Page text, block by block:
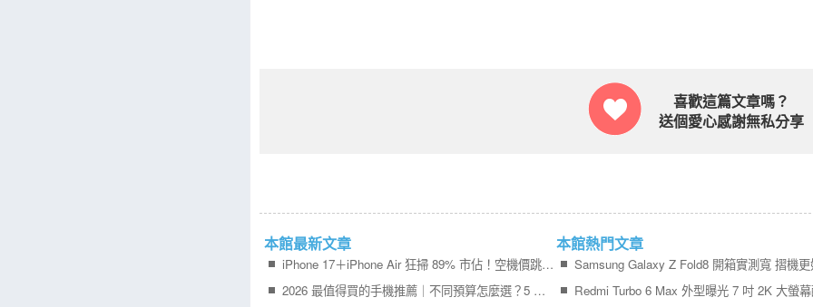
喜歡這篇文章嗎？
送個愛心感謝無私分享
本館最新文章
iPhone 17＋iPhone Air 狂掃 89% 市佔！空機價跳水 9,410 元引爆尾盤買氣
2026 最值得買的手機推薦｜不同預算怎麼選？5 款熱門手機完整比較
本館熱門文章